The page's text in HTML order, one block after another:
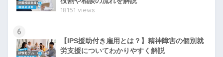
18151 views
6
【IPS援助付き雇用とは？】精神障害の個別就
労支援についてわかりやすく解説